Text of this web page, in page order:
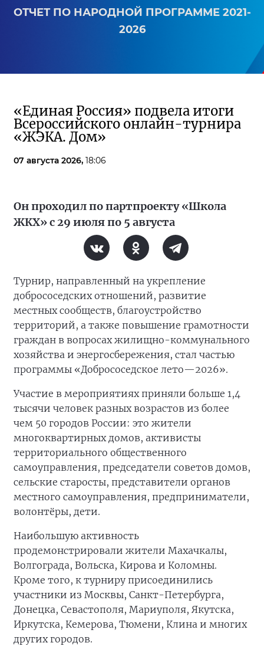
ОТЧЕТ ПО НАРОДНОЙ ПРОГРАММЕ 2021-
2026
«Единая Россия» подвела итоги
Всероссийского онлайн-турнира
«ЖЭКА. Дом»
07 августа 2026, 18:06
Он проходил по партпроекту «Школа
ЖКХ» с 29 июля по 5 августа
Турнир, направленный на укрепление
добрососедских отношений, развитие
местных сообществ, благоустройство
территорий, а также повышение грамотности
граждан в вопросах жилищно-коммунального
хозяйства и энергосбережения, стал частью
программы «Добрососедское лето—2026».
Участие в мероприятиях приняли больше 1,4
тысячи человек разных возрастов из более
чем 50 городов России: это жители
многоквартирных домов, активисты
территориального общественного
самоуправления, председатели советов домов,
сельские старосты, представители органов
местного самоуправления, предприниматели,
волонтёры, дети.
Наибольшую активность
продемонстрировали жители Махачкалы,
Волгограда, Вольска, Кирова и Коломны.
Кроме того, к турниру присоединились
участники из Москвы, Санкт-Петербурга,
Донецка, Севастополя, Мариуполя, Якутска,
Иркутска, Кемерова, Тюмени, Клина и многих
других городов.